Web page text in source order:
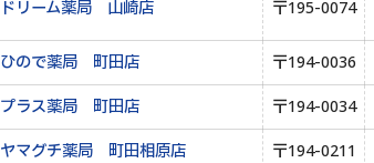
ドリーム薬局 山崎店 〒195-0074
ひので薬局 町田店 〒194-0036
プラス薬局 町田店 〒194-0034
ヤマグチ薬局 町田相原店 〒194-0211